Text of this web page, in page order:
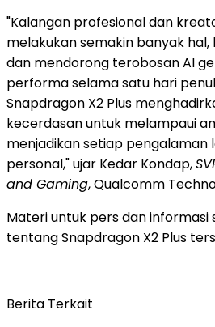
"Kalangan profesional dan
melakukan semakin banyak hal,
dan mendorong terobosan AI
performa selama satu hari
Snapdragon X2 Plus
kecerdasan untuk melampaui
menjadikan setiap pengalaman
personal," ujar Kedar Kondap,
and Gaming, Qualcomm
Materi untuk pers dan informasi
tentang Snapdragon X2 Plus
Berita Terkait